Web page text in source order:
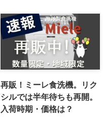
再販！ミーレ食洗機。リク
シルでは半年待ちも再開。
入荷時期・価格は？